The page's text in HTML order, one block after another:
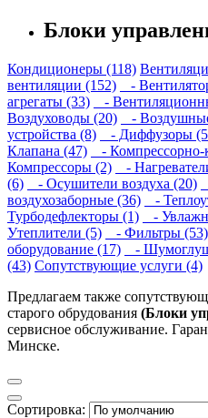
Блоки
Кондиционеры (118)
вентиляции (152)
-
агрегаты (33)
-
Воздуховоды (20)
-
устройства (8)
- Диффузоры
Клапана (47)
- Компрессорно-
Компрессоры (2)
-
(6)
- Осушители воздуха (20)
воздухозаборные (36)
-
Турбодефлекторы (1)
-
Утеплители (5)
- Фильтры (53)
оборудование (17)
-
(43) Сопутствующие услуги (4)
Предлагаем также
старого обрудования (Блоки
сервисное обслуживание.
Минске.
Сортировка: